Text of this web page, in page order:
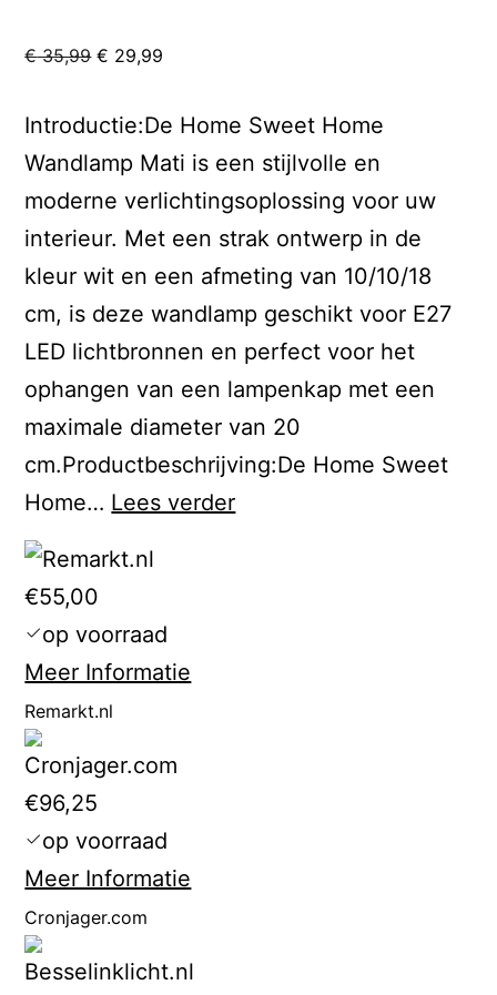
€35,99 Oorspronkelijke
was:
€ 29,99
Introductie:De Home Sweet Home
Wandlamp Mati is een stijlvolle en
moderne verlichtingsoplossing voor uw
interieur. Met een strak ontwerp in de
kleur wit en een afmeting van 10/10/18
cm, is deze wandlamp geschikt voor E27
LED lichtbronnen en perfect voor het
ophangen van een lampenkap met een
maximale diameter van 20
cm.Productbeschrijving:De Home Sweet
Home… Lees verderDell
€55,00
op voorraad
Meer Informatie
Remarkt.nl
€96,25
op voorraad
Meer Informatie
Cronjager.com